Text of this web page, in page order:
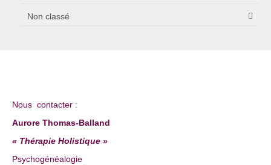
Non classé
Nous contacter :
Aurore Thomas-Balland
« Thérapie Holistique »
Psychogénéalogie